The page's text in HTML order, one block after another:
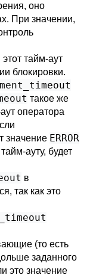
оно
При значении,
этот тайм-аут
блокировки.
такое же
оператора
значение ERROR
ауту, будет
в
так как это
(то есть
заданного
это значение